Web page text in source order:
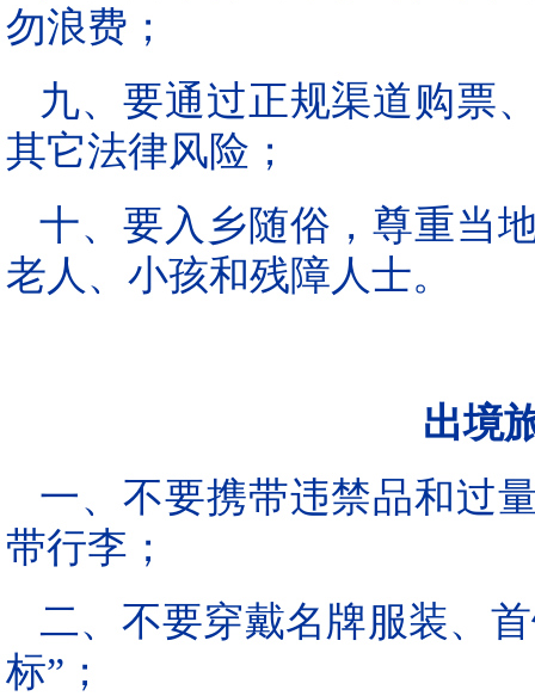
勿浪费；
九、要通过正规渠道购票
其它法律风险；
十、要入乡随俗，尊重当
老人、小孩和残障人士。
出境
一、不要携带违禁品和过
带行李；
二、不要穿戴名牌服装、
标”；